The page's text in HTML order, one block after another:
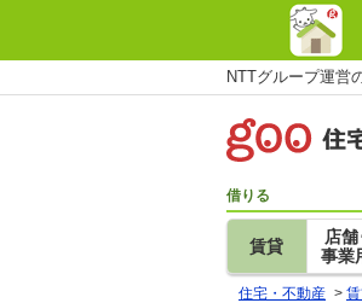
NTTグループ運営
借りる
賃貸
店舗
事業
住宅・不動産 >